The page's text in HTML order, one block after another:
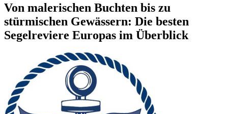
Von malerischen Buchten bis zu
stürmischen Gewässern: Die besten
Segelreviere Europas im Überblick